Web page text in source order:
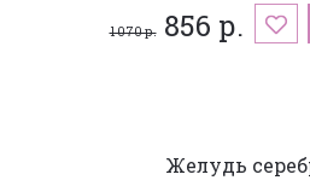
1 070 р.856 р.
Желудь